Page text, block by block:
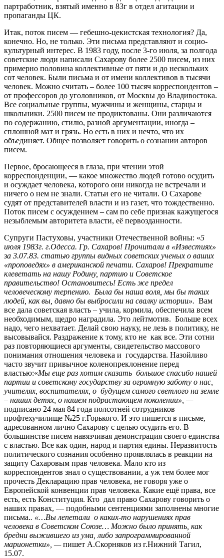
партработник, взятый именно в 83г в отдел агитации и
пропаганды ЦК.
Итак, поток писем — гебешно-цекистская технология? Да,
конечно. Но, не только. Эти письма представляют и социо-
культурный интерес. В 1983 году, после 3-го июля, за полгода
советские люди написали Сахарову более 2500 писем, из них
примерно половина коллективные от пяти и до нескольких
сот человек. Были письма и от имени коллективов в тысячи
человек. Можно считать – более 100 тысяч корреспондентов –
от профессоров до уголовников, от Москвы до Владивостока.
Все социальные группы, мужчины и женщины, старцы и
школьники. 2500 писем не продиктованы. Они различаются
по содержанию, стилю, разной аргументации, иногда –
сплошной мат и грязь. Но есть в них и нечто, что их
объединяет. Общее позволяет говорить о сознании авторов
писем.
Первое, бросающееся в глаза, при чтении этой
корреспонденции, — какое множество людей готово осудить
и осуждает человека, которого они никогда не встречали и
ничего о нем не знали. Статьи его не читали. О Сахарове
судят от представителей власти и из газет, что тождественно.
Поток писем с осуждением – сам по себе признак кажущегося
незыблемым авторитета власти, её первозданности.
Супруги Пастуховы, участники Отечественной войны: «5
июля 1983г. г.Одесса. Гр. Сахаров! Прочитали в «Известиях»
за 3.07.83. статью группы видных советских ученых о ваших
«проповедях» в американской печати. Сахаров! Прекратите
клеветать на нашу Родину, партию и Советское
правительство! Остановитесь! Есть же предел
человеческому терпению. Была бы наша воля, мы бы таких
людей, как вы, давно бы выбросили на свалку истории». Вам
все дала советская власть – учила, кормила, обеспечила всем
необходимым, щедро наградила. Это лейтмотив. Больше всех
надо, чего нехватает. Делай свою науку, не лезь в политику, не
высовывайся. Раздражение к тому, кто не как все. Эти сотни
раз повторяющиеся аргументы, свидетельство массового
понимания отношения человека и государства. Назойливо
часто звучит привычное коленопреклонение перед
властью:«Мы еще раз хотим сказать большое спасибо нашей
партии и советскому государству за огромную заботу о нас,
учителях, воспитателях, о будущем самого светлого на земле
– наших детях, о нашем подрастающем поколении», —
подписано 24 мая 84 года полсотней сотрудников
профтехучилище №25 г.Горького. И это пишется в письме,
адресованном лично Сахарову с целью осудить его. В
большинстве писем навязчивая демонстрация своего единства
с властью. Все как один, народ и партия едины. Неразвитость
политического сознания особенно проявлялась в реакции на
защиту Сахаровым прав человека. Мало кто из
корреспондентов знал о существовании, а уж тем более мог
прочесть Декларацию прав человека, не говоря уже о
Европейской конвенции прав человека. Какие ещё права, все
есть, есть Конституция. Кто дал право Сахарову говорить о
наших правах, — подобными сентенциями заполнены многие
письма.. «…Вы лепетали о каких-то нарушениях прав
человека в Советском Союзе… Можно было принять, как
бредни выжившего из ума, либо запрограммированной
марионетки», —пишет А.Скорняков из г.Нижний Тагил,
15.07.